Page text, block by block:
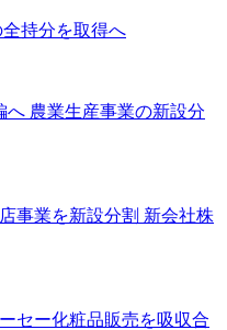
全持分を取得へ
農業生産事業の新設分
事業を新設分割 新会社株
セー化粧品販売を吸収合